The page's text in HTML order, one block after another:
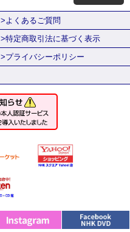
>よくあるご質問
>特定商取引法に基づく表示
>プライバシーポリシー